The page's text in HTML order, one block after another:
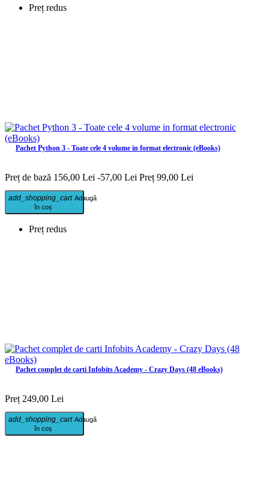
Preț redus
Pachet Python 3 - Toate cele 4 volume in format electronic (eBooks)
Preț de bază 156,00 Lei -57,00 Lei Preț 99,00 Lei
add_shopping_cart Adaugă
în coș
Preț redus
Pachet complet de carti Infobits Academy - Crazy Days (48 eBooks)
Preț 249,00 Lei
add_shopping_cart Adaugă
în coș